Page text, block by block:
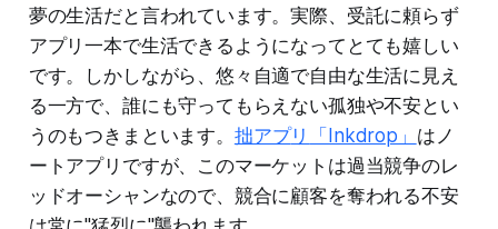
夢の生活だと言われています。実際、受託に頼らず
アプリ一本で生活できるようになってとても嬉しい
です。しかしながら、悠々自適で自由な生活に見え
る一方で、誰にも守ってもらえない孤独や不安とい
うのもつきまといます。 拙アプリ 「Inkdrop」 はノ
ートアプリですが、このマーケットは過当競争のレ
ッドオーシャンなので、競合に顧客を奪われる不安